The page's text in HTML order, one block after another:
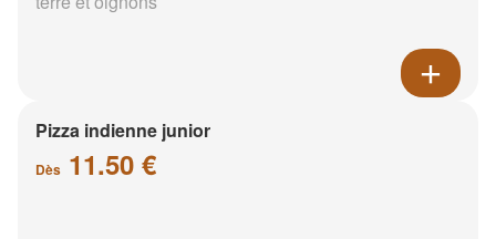
Pizza indienne junior
Dès 11.50 €